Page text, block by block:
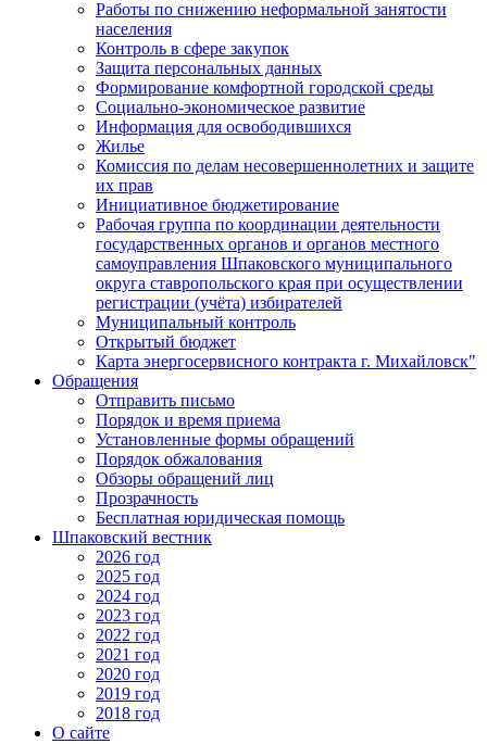
Работы по снижению неформальной занятости
населения
Контроль в сфере закупок
Защита персональных данных
Формирование комфортной городской среды
Социально-экономическое развитие
Информация для освободившихся
Жилье
Комиссия по делам несовершеннолетних и защите
их прав
Инициативное бюджетирование
Рабочая группа по координации деятельности
государственных органов и органов местного
самоуправления Шпаковского муниципального
округа ставропольского края при осуществлении
регистрации (учёта) избирателей
Муниципальный контроль
Открытый бюджет
Карта энергосервисного контракта г. Михайловск"
Обращения
Отправить письмо
Порядок и время приема
Установленные формы обращений
Порядок обжалования
Обзоры обращений лиц
Прозрачность
Бесплатная юридическая помощь
Шпаковский вестник
2026 год
2025 год
2024 год
2023 год
2022 год
2021 год
2020 год
2019 год
2018 год
О сайте